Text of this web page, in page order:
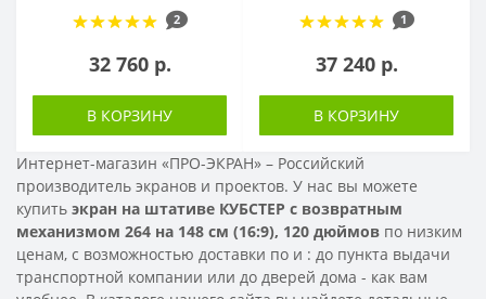
2
32 760 р.
В КОРЗИНУ
1
37 240 р.
В КОРЗИНУ
Интернет-магазин «ПРО-ЭКРАН» – Российский
производитель экранов и проектов. У нас вы можете
купить экран на штативе КУБСТЕР с возвратным
механизмом 264 на 148 см (16:9), 120 дюймов по низким
ценам, с возможностью доставки по и : до пункта выдачи
транспортной компании или до дверей дома - как вам